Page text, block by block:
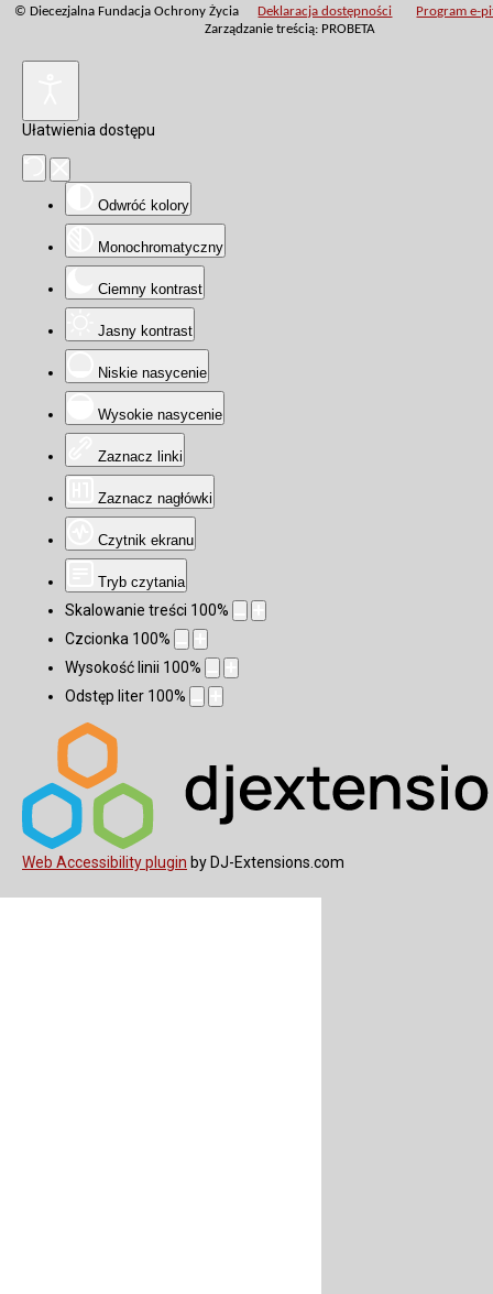
© Diecezjalna Fundacja Ochrony Życia Deklaracja dostępności
Program e-
Zarządzanie treścią: PROBETA
Ułatwienia dostępu
Odwróć kolory
Monochromatyczny
Ciemny kontrast
Jasny kontrast
Niskie nasycenie
Wysokie nasycenie
Zaznacz linki
Zaznacz nagłówki
Czytnik ekranu
Tryb czytania
Skalowanie treści 100%
Czcionka 100%
Wysokość linii 100%
Odstęp liter 100%
Web Accessibility plugin by DJ-Extensions.com